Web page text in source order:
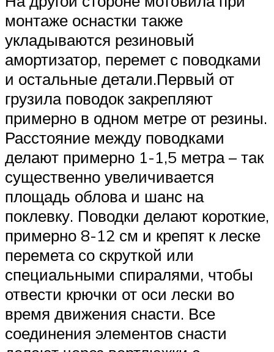
монтаже оснастки также
укладываются резиновый
амортизатор, перемет с поводками
и остальные детали.Первый от
грузила поводок закрепляют
примерно в одном метре от резины.
Расстояние между поводками
делают примерно 1-1,5 метра – так
существенно увеличивается
площадь облова и шанс на
поклевку. Поводки делают короткие,
примерно 8-12 см и крепят к леске
перемета со скруткой или
специальными спиралями, чтобы
отвести крючки от оси лески во
время движения снасти. Все
соединения элементов снасти